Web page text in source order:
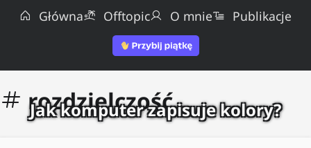
Główna Offtopic O mnie Publikacje
rozdzielczość
Jak komputer zapisuje kolory?